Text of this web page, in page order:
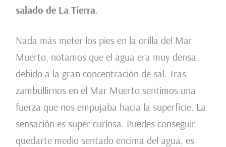
salado de La Tierra.
Nada más meter los pies en la orilla del Mar
Muerto, notamos que el agua era muy densa
debido a la gran concentración de sal. Tras
zambullirnos en el Mar Muerto sentimos una
fuerza que nos empujaba hacia la superficie. La
sensación es super curiosa. Puedes conseguir
quedarte medio sentado encima del agua, es